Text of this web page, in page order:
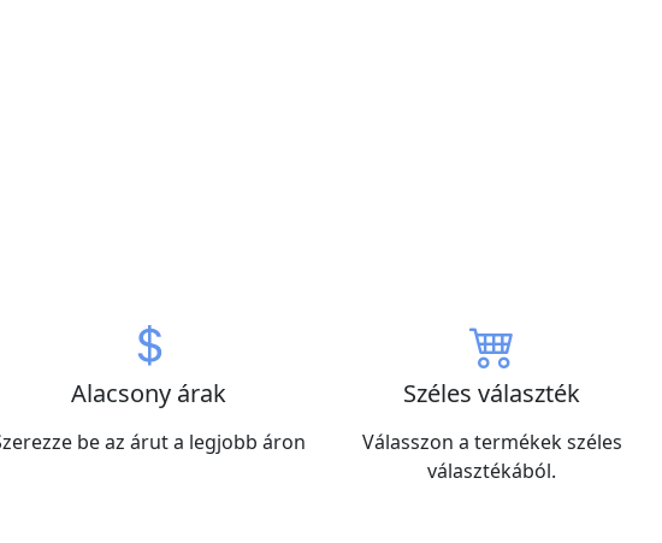
Alacsony árak
be az árut a legjobb áron
Széles választék
Válasszon a termékek széles
választékából.